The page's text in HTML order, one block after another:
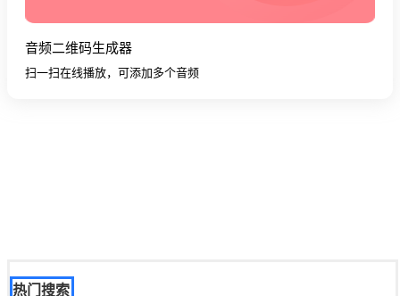
音频二维码生成器
扫一扫在线播放，可添加多个音频
热门搜索